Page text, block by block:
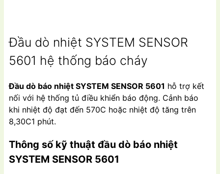
Đầu dò nhiệt SYSTEM SENSOR
5601 hệ thống báo cháy
Đầu dò báo nhiệt SYSTEM SENSOR 5601 hỗ trợ kết
nối với hệ thống tủ điều khiển báo động. Cảnh báo
khi nhiệt độ đạt đến 570C hoặc nhiệt độ tăng trên
8,30C1 phút.
Thông số kỹ thuật đầu dò báo nhiệt
SYSTEM SENSOR 5601